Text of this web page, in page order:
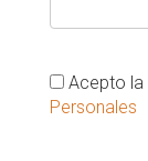
Acepto la
Personales